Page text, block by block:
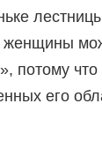
потому что
его